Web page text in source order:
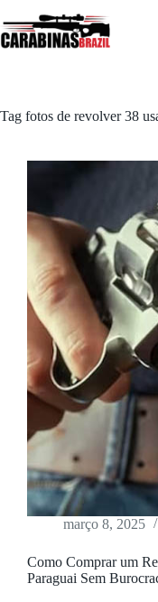
para
o
Tag fotos de revolver 38
março 8, 2025
Como Comprar um
Paraguai Sem